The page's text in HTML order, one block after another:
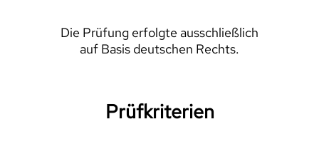
Die Prüfung erfolgte ausschließlich
auf Basis deutschen Rechts.
Prüfkriterien